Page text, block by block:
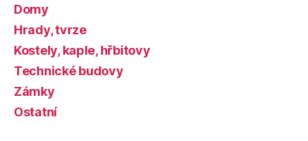
Domy
Hrady, tvrze
Kostely, kaple, hřbitovy
Technické budovy
Zámky
Ostatní